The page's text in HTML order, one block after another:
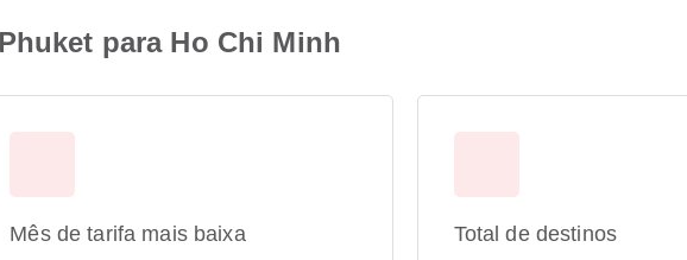
para Ho Chi Minh
Mês de tarifa mais baixa Total de destinos